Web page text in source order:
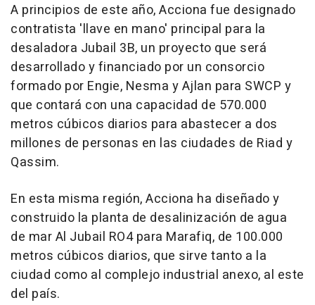
A principios de este año, Acciona fue designado
contratista 'llave en mano' principal para la
desaladora Jubail 3B, un proyecto que será
desarrollado y financiado por un consorcio
formado por Engie, Nesma y Ajlan para SWCP y
que contará con una capacidad de 570.000
metros cúbicos diarios para abastecer a dos
millones de personas en las ciudades de Riad y
Qassim.
En esta misma región, Acciona ha diseñado y
construido la planta de desalinización de agua
de mar Al Jubail RO4 para Marafiq, de 100.000
metros cúbicos diarios, que sirve tanto a la
ciudad como al complejo industrial anexo, al este
del país.